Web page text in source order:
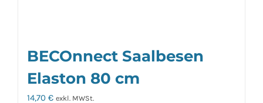
BECOnnect Saalbesen
Elaston 80 cm
14,70 € exkl. MWSt.